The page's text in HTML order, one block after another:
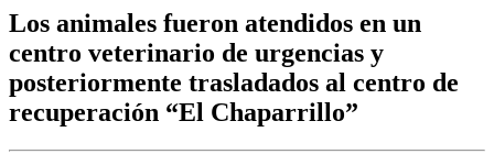
Los animales fueron atendidos en un
centro veterinario de urgencias y
posteriormente trasladados al centro de
recuperación “El Chaparrillo”